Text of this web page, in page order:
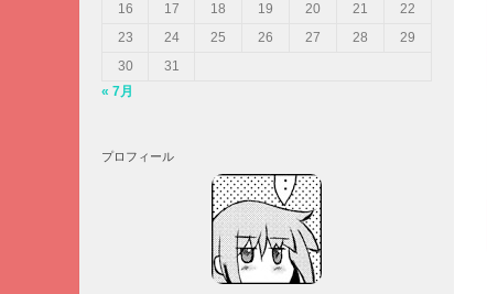
16
17 18 19 20 21
22
23
24 25 26 27 28
29
30
31
« 7月
プロフィール